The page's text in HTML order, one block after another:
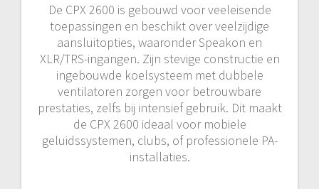
De CPX 2600 is gebouwd voor veeleisende
toepassingen en beschikt over veelzijdige
aansluitopties, waaronder Speakon en
XLR/TRS-ingangen. Zijn stevige constructie en
ingebouwde koelsysteem met dubbele
ventilatoren zorgen voor betrouwbare
prestaties, zelfs bij intensief gebruik. Dit maakt
de CPX 2600 ideaal voor mobiele
geluidssystemen, clubs, of professionele PA-
installaties.